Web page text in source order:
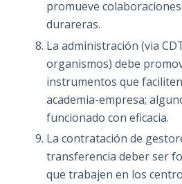
promueve
durareras.
La administración (via
organismos) debe
instrumentos que
academia-empresa;
funcionado con eficacia.
La contratación de
transferencia deber ser
que trabajen en los